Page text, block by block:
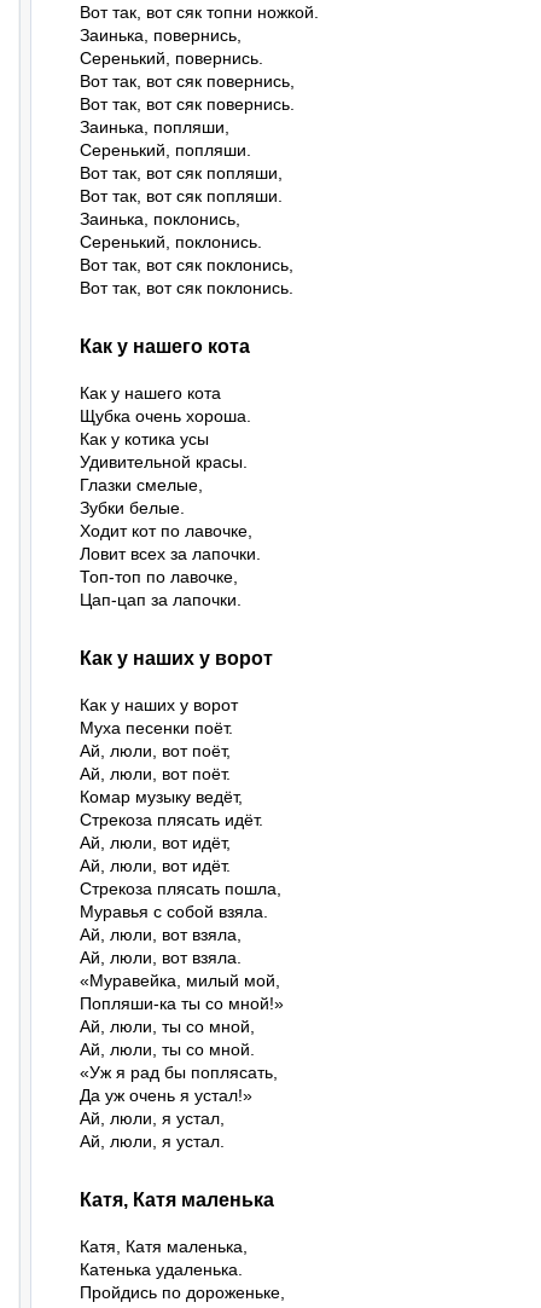
Вот так, вот сяк топни ножкой.
Заинька, повернись,
Серенький, повернись.
Вот так, вот сяк повернись,
Вот так, вот сяк повернись.
Заинька, попляши,
Серенький, попляши.
Вот так, вот сяк попляши,
Вот так, вот сяк попляши.
Заинька, поклонись,
Серенький, поклонись.
Вот так, вот сяк поклонись,
Вот так, вот сяк поклонись.
Как у нашего кота
Как у нашего кота
Щубка очень хороша.
Как у котика усы
Удивительной красы.
Глазки смелые,
Зубки белые.
Ходит кот по лавочке,
Ловит всех за лапочки.
Топ-топ по лавочке,
Цап-цап за лапочки.
Как у наших у ворот
Как у наших у ворот
Муха песенки поёт.
Ай, люли, вот поёт,
Ай, люли, вот поёт.
Комар музыку ведёт,
Стрекоза плясать идёт.
Ай, люли, вот идёт,
Ай, люли, вот идёт.
Стрекоза плясать пошла,
Муравья с собой взяла.
Ай, люли, вот взяла,
Ай, люли, вот взяла.
«Муравейка, милый мой,
Попляши-ка ты со мной!»
Ай, люли, ты со мной,
Ай, люли, ты со мной.
«Уж я рад бы поплясать,
Да уж очень я устал!»
Ай, люли, я устал,
Ай, люли, я устал.
Катя, Катя маленька
Катя, Катя маленька,
Катенька удаленька.
Пройдись по дороженьке,